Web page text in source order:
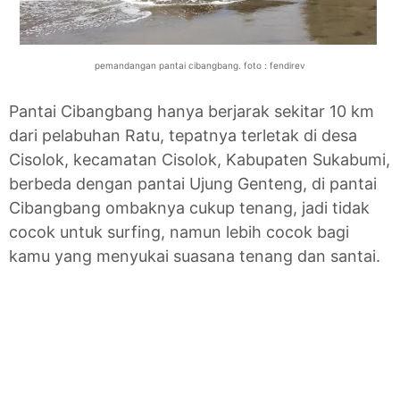
pemandangan pantai cibangbang. foto : fendirev
Pantai Cibangbang hanya berjarak sekitar 10 km
dari pelabuhan Ratu, tepatnya terletak di desa
Cisolok, kecamatan Cisolok, Kabupaten Sukabumi,
berbeda dengan pantai Ujung Genteng, di pantai
Cibangbang ombaknya cukup tenang, jadi tidak
cocok untuk surfing, namun lebih cocok bagi
kamu yang menyukai suasana tenang dan santai.